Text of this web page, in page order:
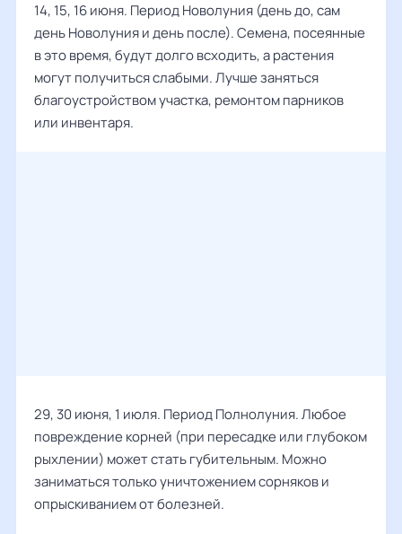
14, 15, 16 июня. Период Новолуния (день до, сам
день Новолуния и день после). Семена, посеянные
в это время, будут долго всходить, а растения
могут получиться слабыми. Лучше заняться
благоустройством участка, ремонтом парников
или инвентаря.
29, 30 июня, 1 июля. Период Полнолуния. Любое
повреждение корней (при пересадке или глубоком
рыхлении) может стать губительным. Можно
заниматься только уничтожением сорняков и
опрыскиванием от болезней.